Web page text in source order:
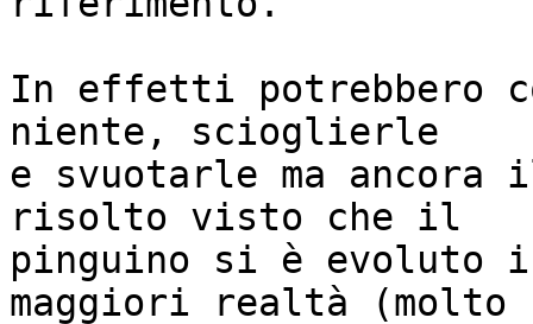
In effetti potrebbero
niente, scioglierle
e svuotarle ma ancora
risolto visto che il
pinguino si è evoluto
maggiori realtà (molto